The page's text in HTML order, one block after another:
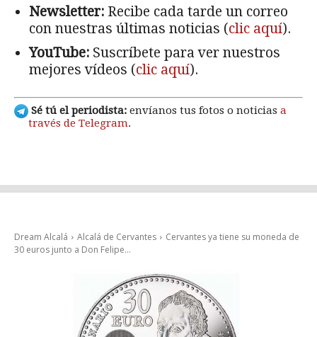
Newsletter: Recibe cada tarde un correo
con nuestras últimas noticias (clic aquí).
YouTube: Suscríbete para ver nuestros
mejores vídeos (clic aquí).
Sé tú el periodista: envíanos tus fotos o noticias a
través de Telegram.